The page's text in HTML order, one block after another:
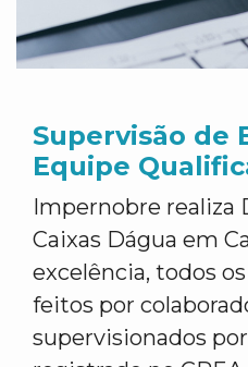
Supervisão de
Equipe
Impernobre realiza
Caixas Dágua em
excelência, todos
feitos por
supervisionados